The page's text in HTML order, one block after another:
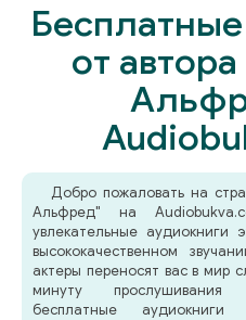
от
Добро пожаловать на
Альфред" на
увлекательные аудиокниги
высококачественном
актеры переносят вас в мир
минуту прослушивания
бесплатные